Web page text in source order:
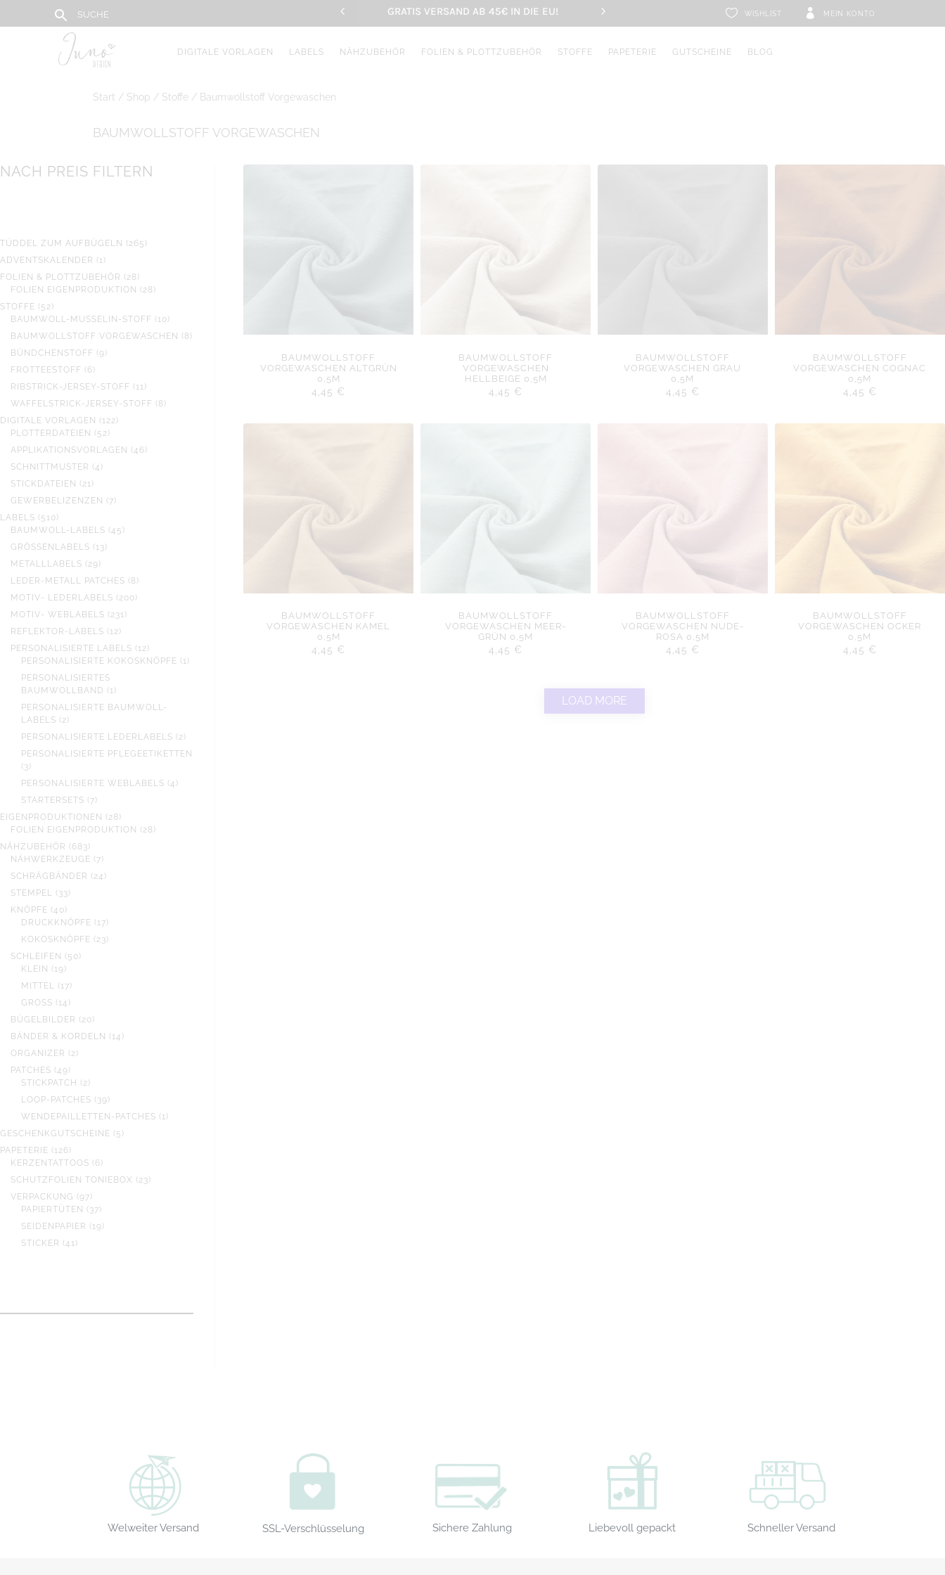
GRATIS VERSAND AB 45€ IN DIE EU!  WISHLIST  MEIN KONTO
DIGITALE VORLAGEN LABELS NÄHZUBEHÖR FOLIEN & PLOTTZUBEHÖR STOFFE PAPETERIE GUTSCHEINE BLOG
Start / Shop / Stoffe / Baumwollstoff Vorgewaschen
BAUMWOLLSTOFF VORGEWASCHEN
NACH PREIS FILTERN
TÜDDEL ZUM AUFBÜGELN 265 265
ADVENTSKALENDER 11
PRODUKT
FOLIEN & PLOTTZUBEHÖR 28 28
PRODUKTE
FOLIEN EIGENPRODUKTION 28 28
STOFFE 5252
PRODUKTE
BAUMWOLL-MUSSELIN-STOFF 1010
PRODUKTE
BAUMWOLLSTOFF VORGEWASCHEN 8 8
BÜNDCHENSTOFF 9 9
FROTTEESTOFF 66
PRODUKTE
RIBSTRICK-JERSEY-STOFF 1111
PRODUKTE
WAFFELSTRICK-JERSEY-STOFF 8 8
DIGITALE VORLAGEN 122122
PLOTTERDATEIEN 5252
PRODUKTE
APPLIKATIONSVORLAGEN 4646
SCHNITTMUSTER 4 4
STICKDATEIEN 2121
PRODUKTE
GEWERBELIZENZEN 77
LABELS 510510
PRODUKTE
BAUMWOLL-LABELS 45 45
GRÖSSENLABELS 1313
METALLLABELS 29 29
PRODUKTE
LEDER-METALL PATCHES 8 8
PRODUKTE
MOTIV- LEDERLABELS 200200
MOTIV- WEBLABELS 231231
REFLEKTOR-LABELS 1212
PRODUKTE
PERSONALISIERTE LABELS 1212
PRODUKTE
PERSONALISIERTE KOKOSKNÖPFE 11
PERSONALISIERTES
BAUMWOLLBAND
11
PRODUKT
PERSONALISIERTE BAUMWOLL-
LABELS
22
PRODUKTE
PERSONALISIERTE LEDERLABELS 22
PRODUKTE
PERSONALISIERTE PFLEGEETIKETTEN
33
PRODUKTE
PERSONALISIERTE WEBLABELS 4 4
STARTERSETS 77
PRODUKTE
EIGENPRODUKTIONEN 28 28
PRODUKTE
FOLIEN EIGENPRODUKTION 28 28
NÄHZUBEHÖR 683683
PRODUKTE
NÄHWERKZEUGE 77
PRODUKTE
SCHRÄGBÄNDER 24 24
STEMPEL 3333
KNÖPFE 4040
PRODUKTE
DRUCKKNÖPFE 1717
PRODUKTE
KOKOSKNÖPFE 2323
SCHLEIFEN 5050
KLEIN 19 19
PRODUKTE
MITTEL 1717
PRODUKTE
GROSS 14 14
PRODUKTE
BÜGELBILDER 2020
PRODUKTE
BÄNDER & KORDELN 14 14
ORGANIZER 22
PATCHES 49 49
PRODUKTE
STICKPATCH 22
PRODUKTE
LOOP-PATCHES 39 39
PRODUKTE
WENDEPAILLETTEN-PATCHES 11
GESCHENKGUTSCHEINE 5 5
PAPETERIE 126126
PRODUKTE
KERZENTATTOOS 66
PRODUKTE
SCHUTZFOLIEN TONIEBOX 2323
VERPACKUNG 9797
PRODUKTE
PAPIERTÜTEN 3737
PRODUKTE
SEIDENPAPIER 19 19
STICKER 4141
BAUMWOLLSTOFF
VORGEWASCHEN ALTGRÜN
0,5M
4,45 €
BAUMWOLLSTOFF
VORGEWASCHEN
HELLBEIGE 0,5M
4,45 €
BAUMWOLLSTOFF
VORGEWASCHEN GRAU
0,5M
4,45 €
BAUMWOLLSTOFF
VORGEWASCHEN COGNAC
0,5M
4,45 €
BAUMWOLLSTOFF
VORGEWASCHEN KAMEL
0,5M
4,45 €
BAUMWOLLSTOFF
VORGEWASCHEN MEER-
GRÜN 0,5M
4,45 €
BAUMWOLLSTOFF
VORGEWASCHEN NUDE-
ROSA 0,5M
4,45 €
BAUMWOLLSTOFF
VORGEWASCHEN OCKER
0,5M
4,45 €
LOAD MORE
Welweiter Versand SSL-Verschlüsselung Sichere Zahlung Liebevoll gepackt Schneller Versand